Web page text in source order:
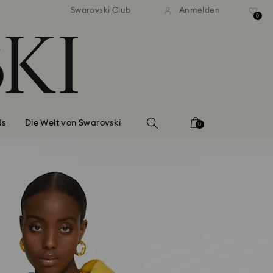
Standardversand ab 99 EUR Kostenloser Standardversand
Swarovski Club Anmelden
0
Die Welt von Swarovski 0